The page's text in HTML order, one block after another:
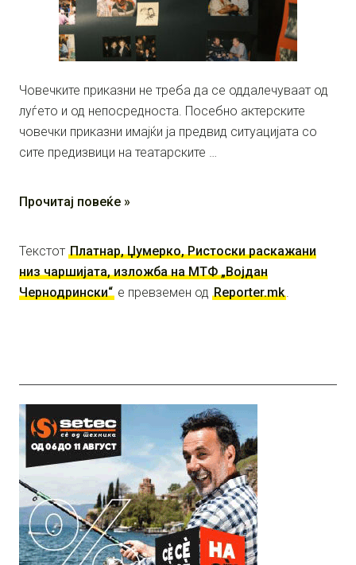
Човечките приказни не треба да се оддалечуваат од
луѓето и од непосредноста. Посебно актерските
човечки приказни имајќи ја предвид ситуацијата со
сите предизвици на театарските …
Прочитај повеќе »
Текстот Платнар, Џумерко, Ристоски раскажани
низ чаршијата, изложба на МТФ „Војдан
Чернодрински“ е превземен од Reporter.mk.